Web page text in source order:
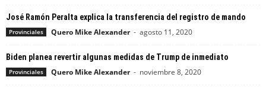
José Ramón Peralta explica la transferencia del registro de mando
Provinciales Quero Mike Alexander - agosto 11, 2020
Biden planea revertir algunas medidas de Trump de inmediato
Provinciales Quero Mike Alexander - noviembre 8, 2020